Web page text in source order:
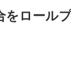
をロール